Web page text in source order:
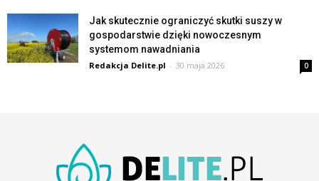
Jak skutecznie ograniczyć skutki suszy w
gospodarstwie dzięki nowoczesnym
systemom nawadniania
Redakcja Delite.pl - 30 maja 2026 0